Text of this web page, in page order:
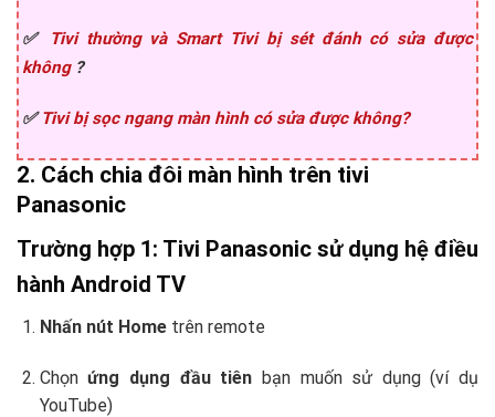
✅
Tivi thường và Smart Tivi bị sét đánh có sửa được
không?
✅Tivi bị sọc ngang màn hình có sửa được không?
2. Cách chia đôi màn hình trên tivi
Panasonic
Trường hợp 1: Tivi Panasonic sử dụng hệ điều
hành Android TV
Nhấn nút Hometrên remote
Chọnứng dụng đầu tiên bạn muốn sử dụng (ví dụ
YouTube)